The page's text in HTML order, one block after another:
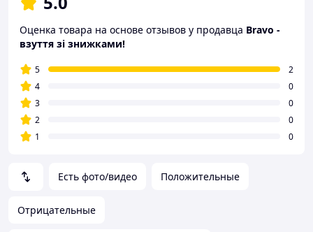
Есть фото/видео Положительные
Отрицательные
Оценка товара на основе отзывов у продавца Bravo -
взуття зі знижками!
5
2
4
0
3
0
2
0
1
0